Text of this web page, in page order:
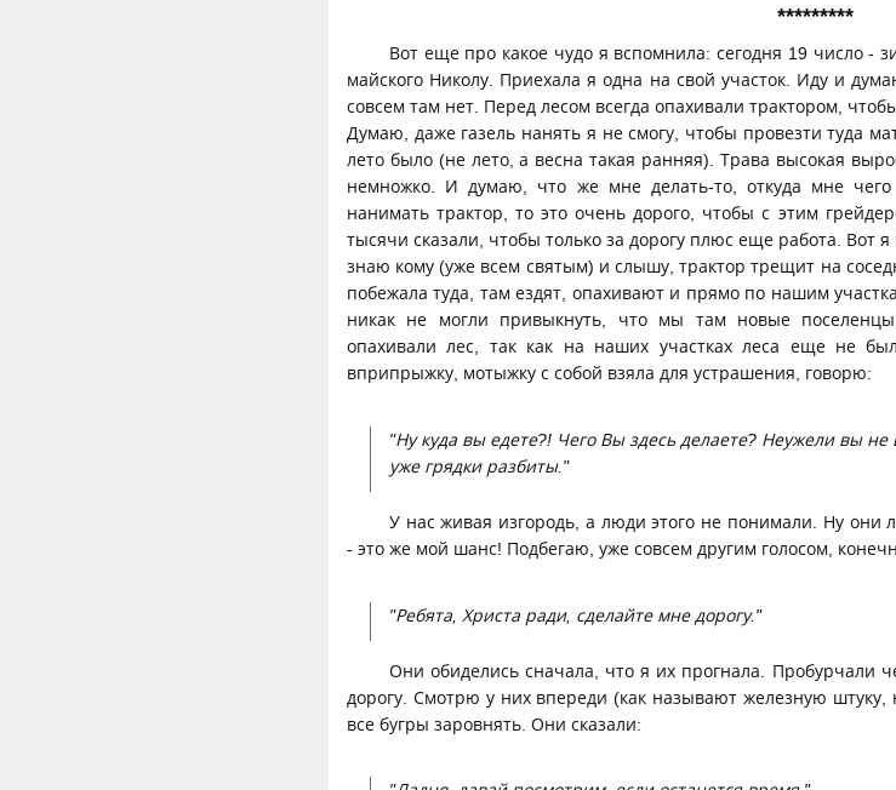
*********
Вот еще про какое чудо я вспомнила: сегодня 19 число -
майского Николу. Приехала я одна на свой участок. Иду и
совсем там нет. Перед лесом всегда опахивали трактором,
Думаю, даже газель нанять я не смогу, чтобы провезти туда
лето было (не лето, а весна такая ранняя). Трава высокая
немножко. И думаю, что же мне делать-то, откуда мне
нанимать трактор, то это очень дорого, чтобы с этим
тысячи сказали, чтобы только за дорогу плюс еще работа. Вот
знаю кому (уже всем святым) и слышу, трактор трещит на
побежала туда, там ездят, опахивают и прямо по нашим
никак не могли привыкнуть, что мы там новые
опахивали лес, так как на наших участках леса еще не
вприпрыжку, мотыжку с собой взяла для устрашения, говорю:
"Ну куда вы едете?! Чего Вы здесь делаете? Неужели вы не
уже грядки разбиты."
У нас живая изгородь, а люди этого не понимали. Ну они
- это же мой шанс! Подбегаю, уже совсем другим голосом,
"Ребята, Христа ради, сделайте мне дорогу."
Они обиделись сначала, что я их прогнала. Пробурчали
дорогу. Смотрю у них впереди (как называют железную штуку,
все бугры заровнять. Они сказали: